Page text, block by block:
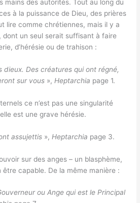
mains des autorités. Tout au long du
à la puissance de Dieu, des prières
lire comme chrétiennes, mais il y a
dont un seul serait suffisant à faire
d’hérésie ou de trahison :
dieux. Des créatures qui ont régné,
sur vous », Heptarchia page 1.
ce n’est pas une singularité
est une grave hérésie.
assujettis », Heptarchia page 3.
sur des anges – un blasphème,
capable. De la même manière :
ou Ange qui est le Principal